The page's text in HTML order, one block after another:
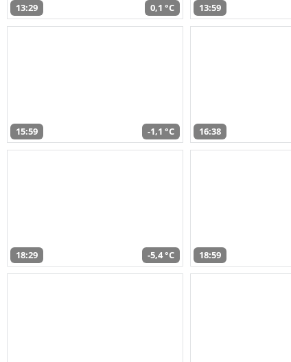
13:29 0,1 °C 13:59
15:59 -1,1 °C 16:38
18:29 -5,4 °C 18:59